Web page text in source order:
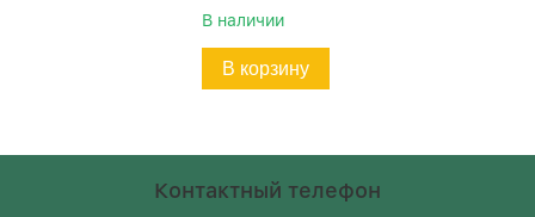
В наличии
В корзину
Контактный телефон